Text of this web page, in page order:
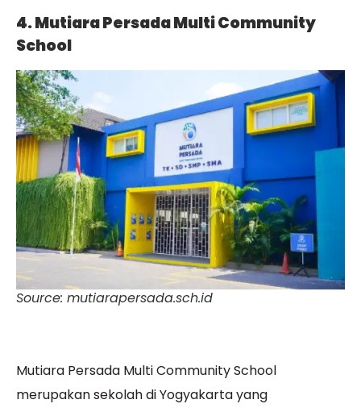
4. Mutiara Persada Multi Community
School
Source: mutiarapersada.sch.id
Mutiara Persada Multi Community School
merupakan sekolah di Yogyakarta yang